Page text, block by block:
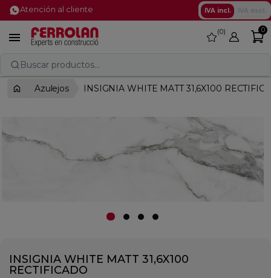
Atención al cliente IVA incl.
 favorite
0 0
Buscar productos...
Azulejos INSIGNIA WHITE MATT 31,6X100
INSIGNIA WHITE MATT 31,6X100
RECTIFICADO